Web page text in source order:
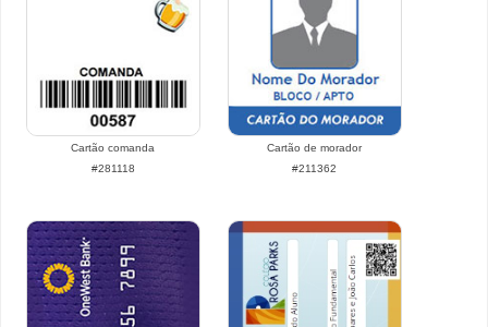
Cartão comanda
#281118
Cartão de morador
#211362